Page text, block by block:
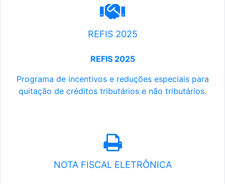
REFIS 2025
REFIS 2025
Programa de incentivos e reduções especiais para
quitação de créditos tributários e não tributários.
NOTA FISCAL ELETRÔNICA